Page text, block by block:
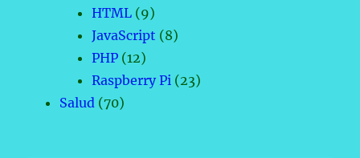
HTML (9)
JavaScript (8)
PHP (12)
Raspberry Pi (23)
Salud (70)